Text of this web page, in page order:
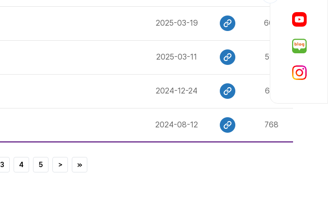
2025-03-19 608
2025-03-11 591
2024-12-24 612
2024-08-12 768
3 4 5 ＞ ≫